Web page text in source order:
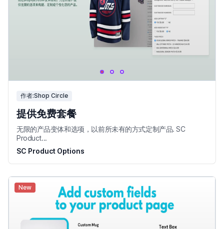
作者:Shop Circle
提供免费套餐
无限的产品变体和选项，以前所未有的方式定制产品. SC
Product...
SC Product Options
New